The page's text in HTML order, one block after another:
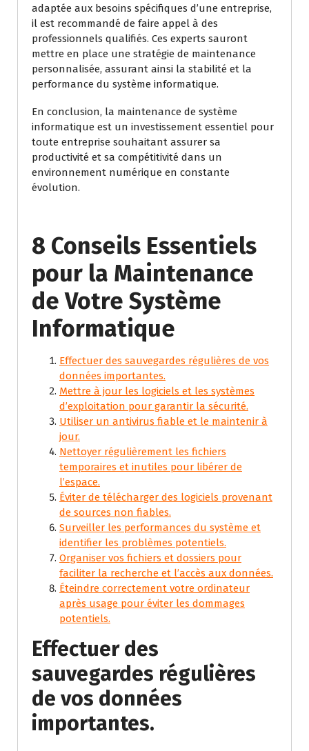
adaptée aux besoins spécifiques d’une entreprise,
il est recommandé de faire appel à des
professionnels qualifiés. Ces experts sauront
mettre en place une stratégie de maintenance
personnalisée, assurant ainsi la stabilité et la
performance du système informatique.
En conclusion, la maintenance de système
informatique est un investissement essentiel pour
toute entreprise souhaitant assurer sa
productivité et sa compétitivité dans un
environnement numérique en constante
évolution.
8 Conseils Essentiels
pour la Maintenance
de Votre Système
Informatique
Effectuer des sauvegardes régulières de vos
données importantes.
Mettre à jour les logiciels et les systèmes
d’exploitation pour garantir la sécurité.
Utiliser un antivirus fiable et le maintenir à
jour.
Nettoyer régulièrement les fichiers
temporaires et inutiles pour libérer de
l’espace.
Éviter de télécharger des logiciels provenant
de sources non fiables.
Surveiller les performances du système et
identifier les problèmes potentiels.
Organiser vos fichiers et dossiers pour
faciliter la recherche et l’accès aux données.
Éteindre correctement votre ordinateur
après usage pour éviter les dommages
potentiels.
Effectuer des
sauvegardes régulières
de vos données
importantes.